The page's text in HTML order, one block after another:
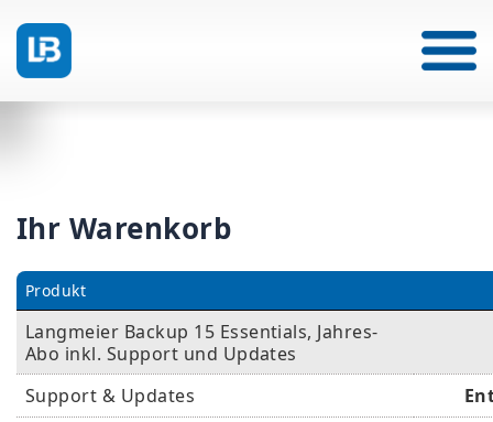
Ihr Warenkorb
Produkt
Langmeier Backup 15 Essentials, Jahres-
Abo inkl. Support und Updates
Support & Updates